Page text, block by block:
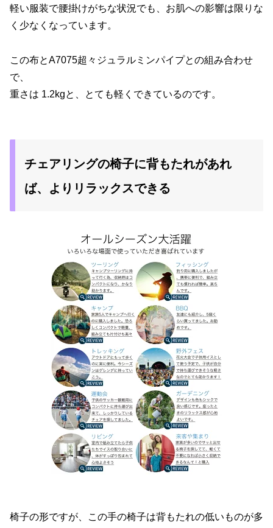
軽い服装で腰掛けがちな状況でも、お肌への影響は限りな
く少なくなっています。
この布とA7075超々ジュラルミンパイプとの組み合わせ
で、
重さは 1.2kgと、とても軽くできているのです。
チェアリングの椅子に背もたれがあれ
ば、よりリラックスできる
椅子の形ですが、この手の椅子は背もたれの低いものが多